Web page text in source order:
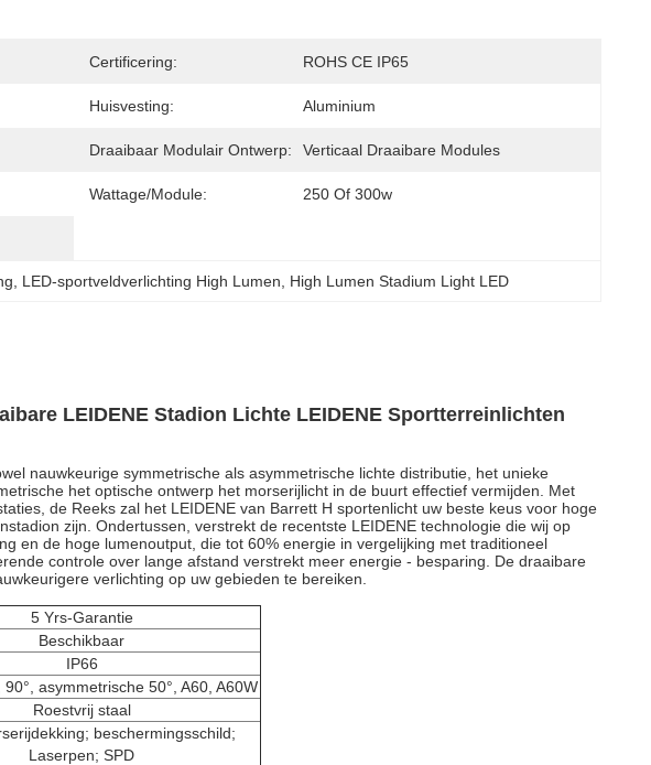
Certificering: ROHS CE IP65
Huisvesting: Aluminium
Draaibaar Modulair Ontwerp: Verticaal Draaibare Modules
Wattage/Module: 250 Of 300w
LED-sportveldverlichting High Lumen High Lumen Stadium Light LED
LEIDENE Stadion Lichte LEIDENE Sportterreinlichten
nauwkeurige symmetrische als asymmetrische lichte distributie, het unieke
het optische ontwerp het morserijlicht in de buurt effectief vermijden. Met
de Reeks zal het LEIDENE van Barrett H sportenlicht uw beste keus voor hoge
zijn. Ondertussen, verstrekt de recentste LEIDENE technologie die wij op
en de hoge lumenoutput, die tot 60% energie in vergelijking met traditioneel
controle over lange afstand verstrekt meer energie - besparing. De draaibare
verlichting op uw gebieden te bereiken.
5 Yrs-Garantie
Beschikbaar
IP66
90°, asymmetrische 50°, A60, A60W
Roestvrij staal
beschermingsschild;
Laserpen; SPD